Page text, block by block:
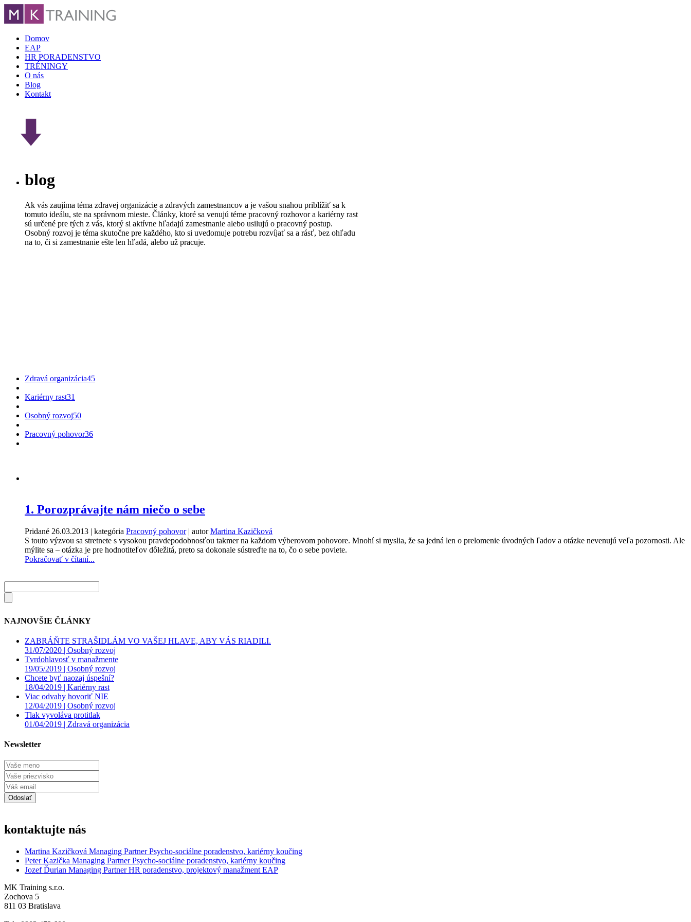
Domov
EAP
HR PORADENSTVO
TRÉNINGY
O nás
Blog
Kontakt
blog
Ak vás zaujíma téma zdravej organizácie a zdravých zamestnancov a je vašou snahou priblížiť sa k
tomuto ideálu, ste na správnom mieste. Články, ktoré sa venujú téme pracovný rozhovor a kariérny rast
sú určené pre tých z vás, ktorý si aktívne hľadajú zamestnanie alebo usilujú o pracovný postup.
Osobný rozvoj je téma skutočne pre každého, kto si uvedomuje potrebu rozvíjať sa a rásť, bez ohľadu
na to, či si zamestnanie ešte len hľadá, alebo už pracuje.
Zdravá organizácia45
Kariérny rast31
Osobný rozvoj50
Pracovný pohovor36
1. Porozprávajte nám niečo o sebe
Pridané 26.03.2013 | kategória Pracovný pohovor | autor Martina Kazičková
S touto výzvou sa stretnete s vysokou pravdepodobnosťou takmer na každom výberovom pohovore. Mnohí si myslia, že sa jedná len o prelomenie úvodných ľadov a otázke nevenujú veľa pozornosti. Ale
mýlite sa – otázka je pre hodnotiteľov dôležitá, preto sa dokonale sústreďte na to, čo o sebe poviete.
Pokračovať v čítaní...
NAJNOVŠIE ČLÁNKY
ZABRÁŇTE STRAŠIDLÁM VO VAŠEJ HLAVE, ABY VÁS RIADILI.
31/07/2020 | Osobný rozvoj
Tvrdohlavosť v manažmente
19/05/2019 | Osobný rozvoj
Chcete byť naozaj úspešní?
18/04/2019 | Kariérny rast
Viac odvahy hovoriť NIE
12/04/2019 | Osobný rozvoj
Tlak vyvoláva protitlak
01/04/2019 | Zdravá organizácia
Newsletter
kontaktujte nás
Martina Kazičková Managing PartnerPsycho-sociálne poradenstvo, kariérny koučing
Peter Kazička Managing PartnerPsycho-sociálne poradenstvo, kariérny koučing
Jozef Ďurian Managing PartnerHR poradenstvo, projektový manažment EAP
MK Training s.r.o.
Zochova 5
811 03 Bratislava